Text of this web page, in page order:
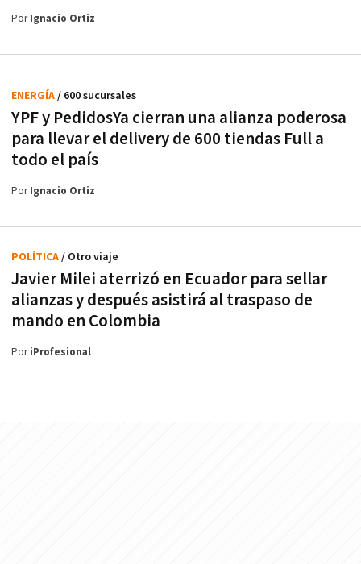
PorIgnacio Ortiz
YPF y PedidosYa cierran una alianza poderosa
para llevar el delivery de 600 tiendas Full a
todo el país
ENERGÍA/ 600 sucursales
PorIgnacio Ortiz
Javier Milei aterrizó en Ecuador para sellar
alianzas y después asistirá al traspaso de
mando en Colombia
POLÍTICA/ Otro viaje
PoriProfesional